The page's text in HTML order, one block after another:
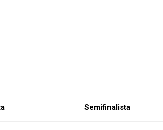
Semifinalista